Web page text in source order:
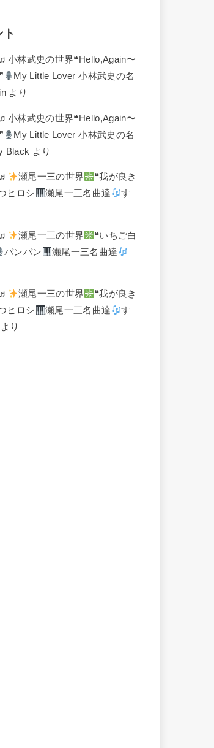
小林武史の世界❝Hello,Again〜
My Little Lover 小林武史の名
より
小林武史の世界❝Hello,Again〜
My Little Lover 小林武史の名
Black より
瀬尾一三の世界
❝我が良き
ヒロシ 瀬尾一三名曲達
す
瀬尾一三の世界
❝いちご白
バンバン
瀬尾一三名曲達
瀬尾一三の世界
❝我が良き
ヒロシ 瀬尾一三名曲達
す
より